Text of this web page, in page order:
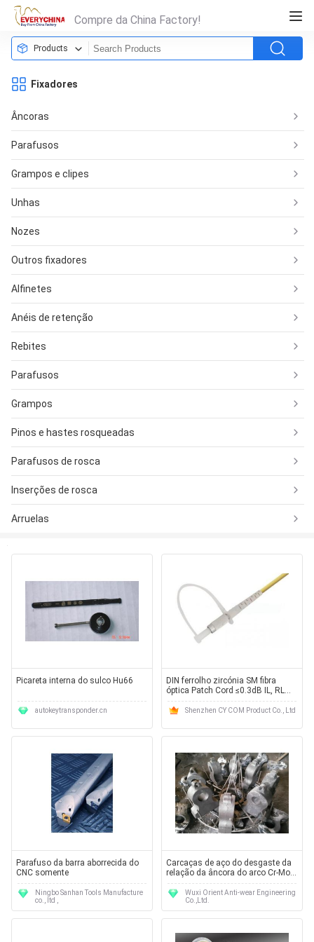
Compre da China Factory!
Products
Fixadores
Âncoras
Parafusos
Grampos e clipes
Unhas
Nozes
Outros fixadores
Alfinetes
Anéis de retenção
Rebites
Parafusos
Grampos
Pinos e hastes rosqueadas
Parafusos de rosca
Inserções de rosca
Arruelas
Picareta interna do sulco Hu66
autokeytransponder.cn
DIN ferrolho zircónia SM fibra
óptica Patch Cord ≤0.3dB IL, RL
≥50dB
Shenzhen CY COM Product Co., Ltd
Parafuso da barra aborrecida do
CNC somente
Ningbo Sanhan Tools Manufacture
co., ltd ,
Carcaças de aço do desgaste da
relação da âncora do arco Cr-Mo
que moem a resistência ao
impacto do moinho mais do que
Wuxi Orient Anti-wear Engineering
Co.,Ltd.